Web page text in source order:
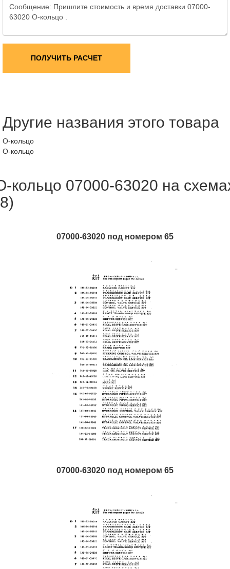
ПОЛУЧИТЬ РАСЧЕТ
Другие названия этого товара
О-кольцо
О-кольцо
кольцо 07000-63020 на
07000-63020 под номером 65
07000-63020 под номером 65